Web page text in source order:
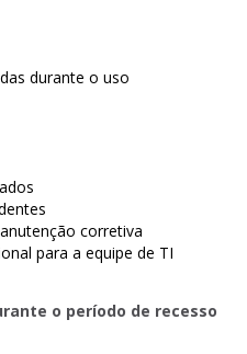
durante o uso
corretiva
para a equipe de TI
o período de recesso